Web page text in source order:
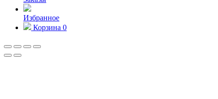
Избранное
Корзина 0